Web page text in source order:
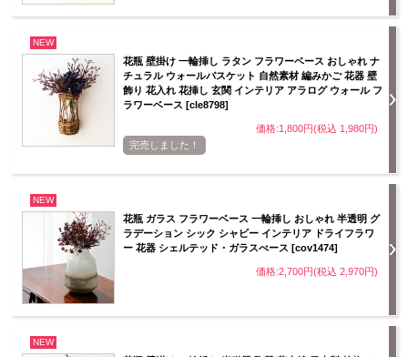
NEW
花瓶 壁掛け 一輪挿し ラタン フラワーベース おしゃれ ナ
チュラル ウォールバスケット 自然素材 編みかご 花器 壁
飾り 花入れ 花挿し 玄関 インテリア アラログ ウォール フ
ラワーベース [cle8798]
価格:1,800円(税込 1,980円)
完売しました！
NEW
花瓶 ガラス フラワーベース 一輪挿し おしゃれ 半透明 グ
ラデーション シック シャビー インテリア ドライフラワ
ー 花器 シェルテッド・ガラスべース [cov1474]
価格:2,700円(税込 2,970円)
NEW